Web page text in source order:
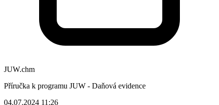
JUW.chm
Příručka k programu JUW - Daňová evidence
04.07.2024 11:26